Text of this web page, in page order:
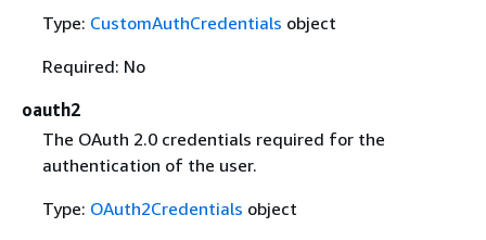
Type: CustomAuthCredentials object
Required: No
oauth2
The OAuth 2.0 credentials required for the
authentication of the user.
Type: OAuth2Credentials object